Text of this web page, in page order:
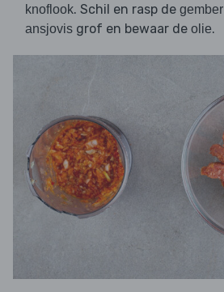
knoflook. Schil en rasp de gember
ansjovis grof en bewaar de olie.